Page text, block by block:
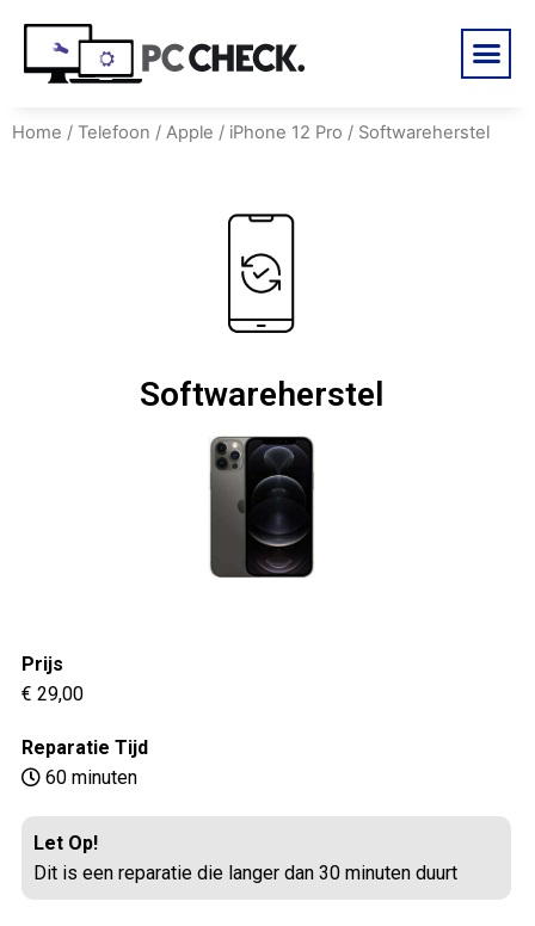
Home / Telefoon / Apple / iPhone 12 Pro / Softwareherstel
Softwareherstel
Prijs
€ 29,00
Reparatie Tijd
60 minuten
Let Op!
Dit is een reparatie die langer dan 30 minuten duurt